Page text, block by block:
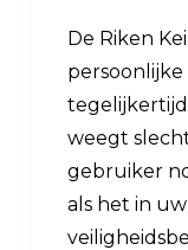
De Riken
persoonlijke
weegt
gebruiker
als het in